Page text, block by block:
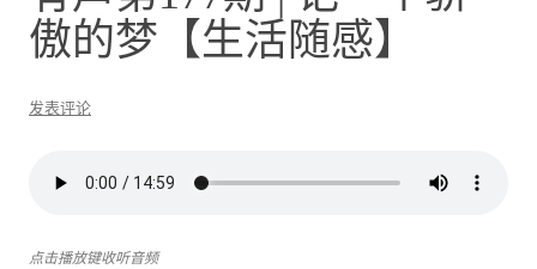
傲的梦【生活随感】
发表评论
点击播放键收听音频